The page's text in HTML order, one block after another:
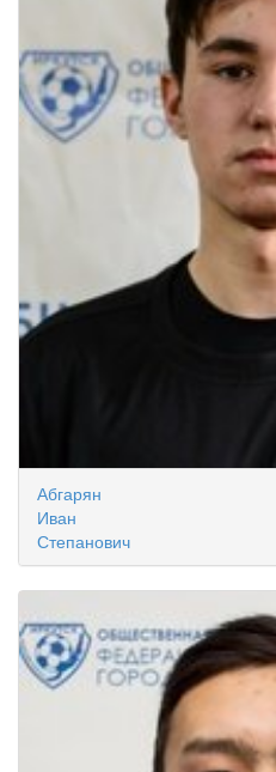
Абгарян
Иван
Степанович